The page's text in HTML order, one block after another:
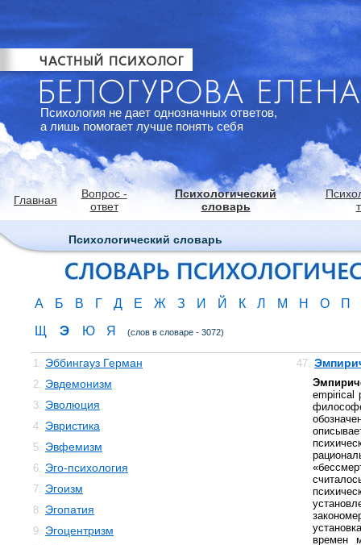
Психология не дает однозначных ответов,
а лишь помогает лучше понять себя
Главная
Вопрос -
ответ
Психологический
словарь
Психологический словарь
А Б В Г Д Е Ж З И Й К Л М Н О
П
Щ
Э Ю Я (слов в словаре - 3072)
1. Эббингауз Герман
2. Эвдемонизм
3. Эволюция
4. Эвристика
5. Эвфемизм
6. Эго-психология
7. Эгоизм
8. Эгопатия
9. Эгоцентризм
47.
empirical
времен